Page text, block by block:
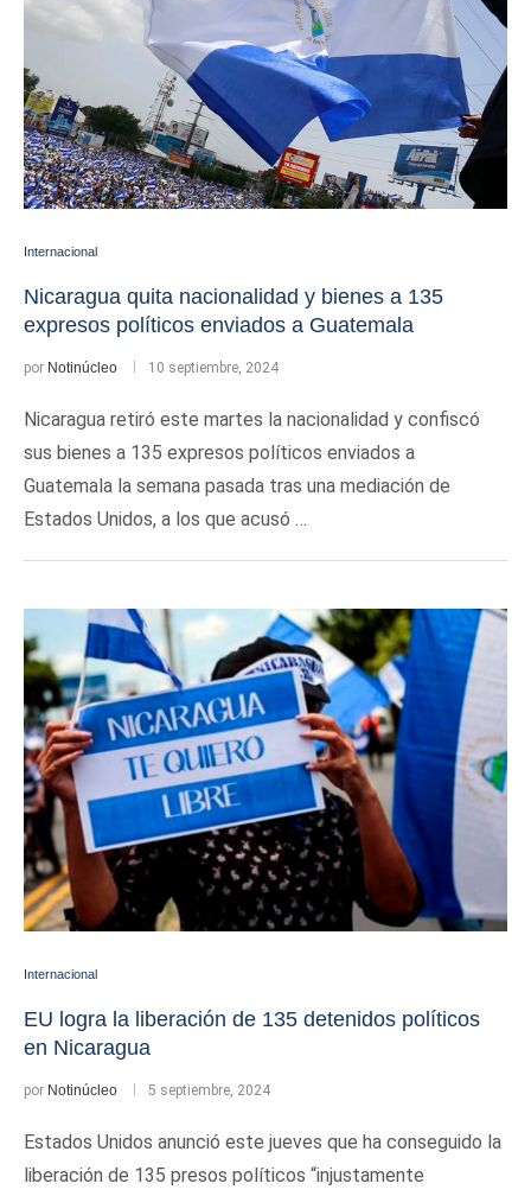
Internacional
Nicaragua quita nacionalidad y bienes a 135
expresos políticos enviados a Guatemala
por Notinúcleo 10 septiembre, 2024
Nicaragua retiró este martes la nacionalidad y confiscó
sus bienes a 135 expresos políticos enviados a
Guatemala la semana pasada tras una mediación de
Estados Unidos, a los que acusó …
Internacional
EU logra la liberación de 135 detenidos políticos
en Nicaragua
por Notinúcleo 5 septiembre, 2024
Estados Unidos anunció este jueves que ha conseguido la
liberación de 135 presos políticos “injustamente